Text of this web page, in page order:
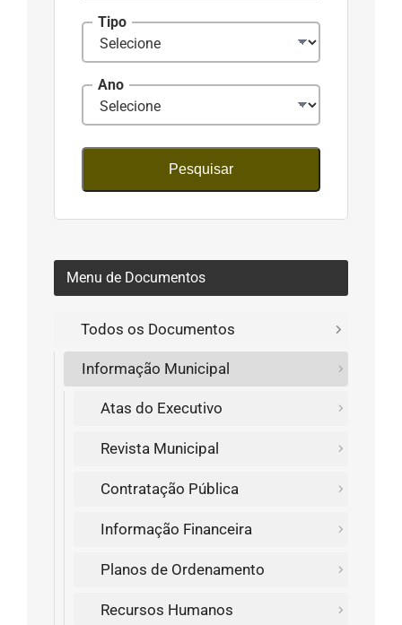
Tipo
Ano
Pesquisar
Menu de Documentos
Todos os Documentos
Informação Municipal
Atas do Executivo
Revista Municipal
Contratação Pública
Informação Financeira
Planos de Ordenamento
Recursos Humanos